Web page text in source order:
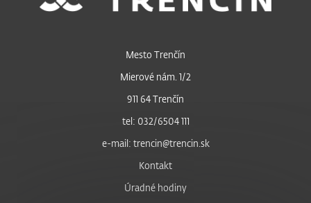
Mesto Trenčín
Mierové nám. 1/2
911 64 Trenčín
tel: 032/6504 111
e-mail: trencin@trencin.sk
Kontakt
Úradné hodiny